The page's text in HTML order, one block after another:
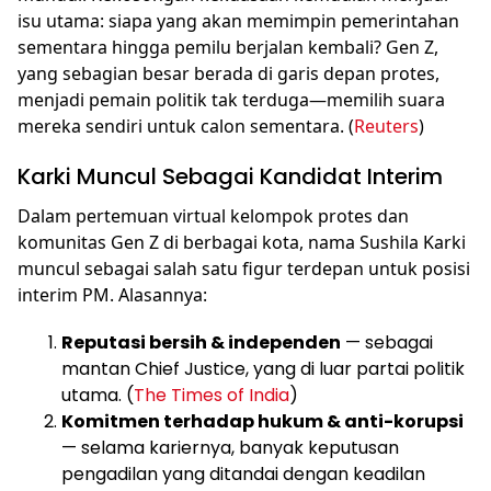
isu utama: siapa yang akan memimpin pemerintahan
sementara hingga pemilu berjalan kembali? Gen Z,
yang sebagian besar berada di garis depan protes,
menjadi pemain politik tak terduga—memilih suara
mereka sendiri untuk calon sementara. (Reuters)
Karki Muncul Sebagai Kandidat Interim
Dalam pertemuan virtual kelompok protes dan
komunitas Gen Z di berbagai kota, nama Sushila Karki
muncul sebagai salah satu figur terdepan untuk posisi
interim PM. Alasannya:
Reputasi bersih & independen — sebagai
mantan Chief Justice, yang di luar partai politik
utama. (The Times of India)
Komitmen terhadap hukum & anti-korupsi
— selama kariernya, banyak keputusan
pengadilan yang ditandai dengan keadilan